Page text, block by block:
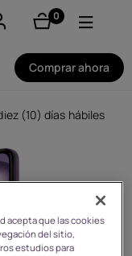
0
Artículos
Comprar ahora
(10) días hábiles
acepta que las cookies
del sitio,
estudios para